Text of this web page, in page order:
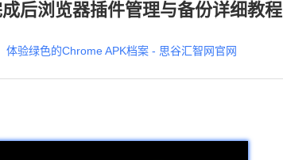
后浏览器插件管理与备份详细教程
体验绿色的Chrome APK档案 - 思谷汇智网官网